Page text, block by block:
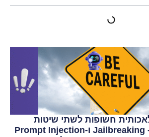
חשופות לשתי שיטות
תקיפה עיקריות - Jailbreaking ו-Prompt Injection